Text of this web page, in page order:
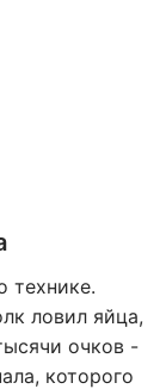
технике.
ловил яйца,
очков -
которого